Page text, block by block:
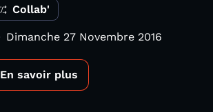
Collab'
Dimanche 27 Novembre 2016
En savoir plus